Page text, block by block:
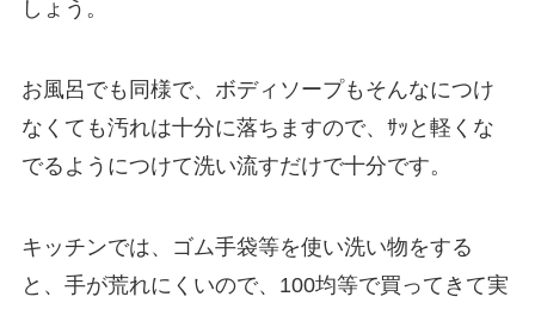
しょう。
お風呂でも同様で、ボディソープもそんなにつけ
なくても汚れは十分に落ちますので、ｻｯと軽くな
でるようにつけて洗い流すだけで十分です。
キッチンでは、ゴム手袋等を使い洗い物をする
と、手が荒れにくいので、100均等で買ってきて実